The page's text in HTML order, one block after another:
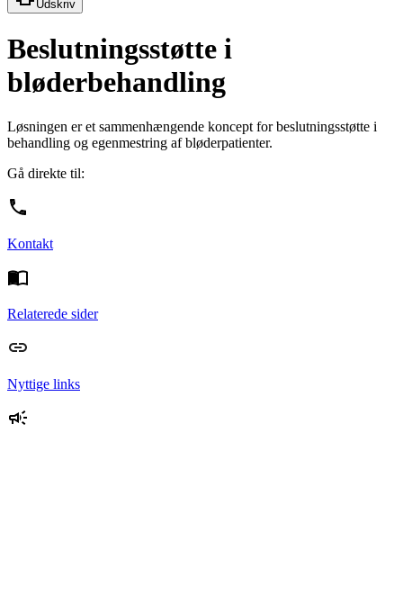
Udskriv
Beslutningsstøtte i
bløderbehandling
Løsningen er et sammenhængende koncept for beslutningsstøtte i
behandling og egenmestring af bløderpatienter.
Gå direkte til:
Kontakt
Relaterede sider
Nyttige links